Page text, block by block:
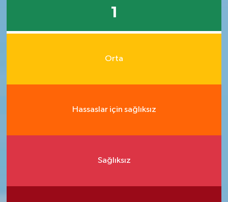
1
Orta
Hassaslar için sağlıksız
Sağlıksız